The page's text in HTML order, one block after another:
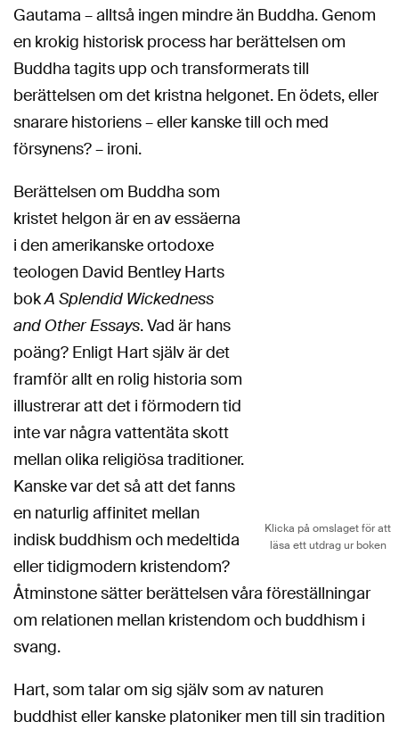
Gautama – alltså ingen mindre än Buddha. Genom
en krokig historisk process har berättelsen om
Buddha tagits upp och transformerats till
berättelsen om det kristna helgonet. En ödets, eller
snarare historiens – eller kanske till och med
försynens? – ironi.
Klicka på omslaget för att
läsa ett utdrag ur boken
​Berättelsen om Buddha som
kristet helgon är en av essäerna
i den amerikanske ortodoxe
teologen David Bentley Harts
bokA Splendid Wickedness
and Other Essays. Vad är hans
poäng? Enligt Hart själv är det
framför allt en rolig historia som
illustrerar att det i förmodern tid
inte var några vattentäta skott
mellan olika religiösa traditioner.
Kanske var det så att det fanns
en naturlig affinitet mellan
indisk buddhism och medeltida
eller tidigmodern kristendom?
Åtminstone sätter berättelsen våra föreställningar
om relationen mellan kristendom och buddhism i
svang.
Hart, som talar om sig själv som av naturen
buddhist eller kanske platoniker men till sin tradition